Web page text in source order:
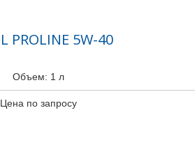
PROLINE 5W-40
Объем: 1 л
Цена по запросу